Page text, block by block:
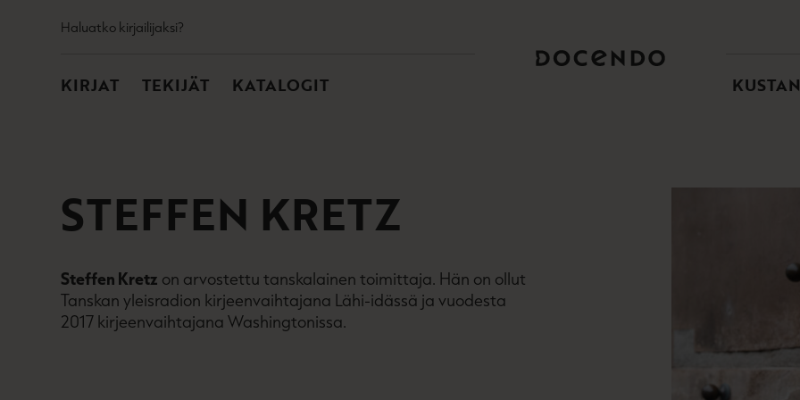
sisältöönTOISSIJAINEN
Haluatko kirjailijaksi?
PÄÄVALIKKO
KIRJAT TEKIJÄT KATALOGIT
STEFFEN KRETZ
Steffen Kretz on arvostettu tanskalainen toimittaja. Hän on ollut
Tanskan yleisradion kirjeenvaihtajana Lähi-idässä ja vuodesta
2017 kirjeenvaihtajana Washingtonissa.